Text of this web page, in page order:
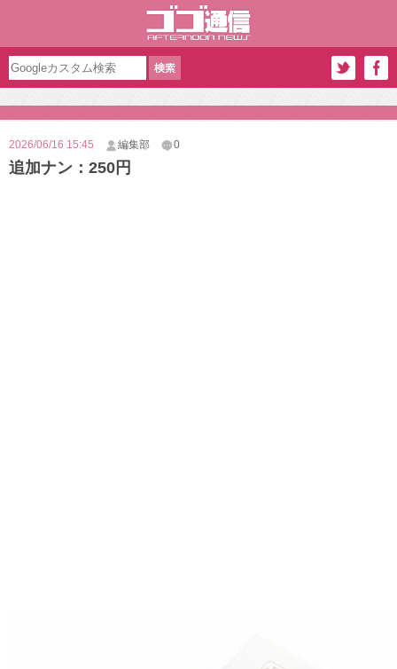
2026/06/16 15:45 編集部 0
追加ナン：250円